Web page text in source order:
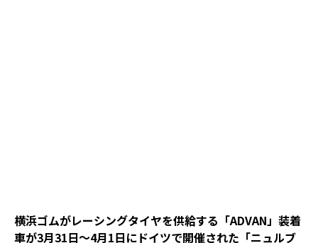
横浜ゴムがレーシングタイヤを供給する「ADVAN」装着
車が3月31日～4月1日にドイツで開催された「ニュルブ